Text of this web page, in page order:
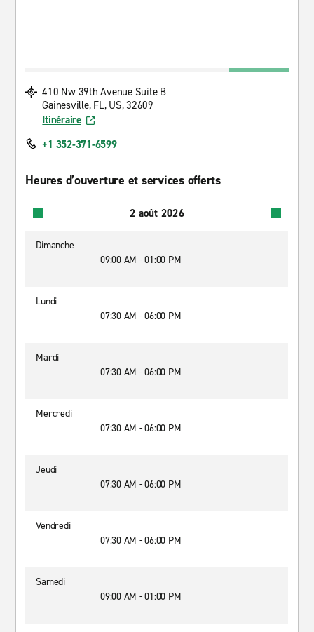
410 Nw 39th Avenue Suite B
Gainesville, FL, US, 32609
Itinéraire
+1 352-371-6599
Heures d’ouverture et services offerts
2 août 2026
Dimanche
09:00 AM - 01:00 PM
Lundi
07:30 AM - 06:00 PM
Mardi
07:30 AM - 06:00 PM
Mercredi
07:30 AM - 06:00 PM
Jeudi
07:30 AM - 06:00 PM
Vendredi
07:30 AM - 06:00 PM
Samedi
09:00 AM - 01:00 PM